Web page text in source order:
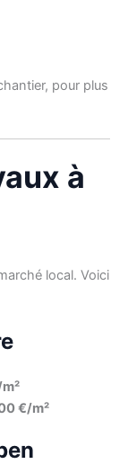
pour plus
à
local. Voici
€/m²